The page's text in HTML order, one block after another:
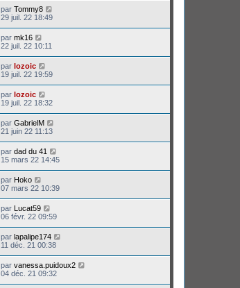
par Tommy8
29 juil. 22 18:49
par mk16
22 juil. 22 10:11
par lozoic
19 juil. 22 19:59
par lozoic
19 juil. 22 18:32
par GabrielM
21 juin 22 11:13
par dad du 41
15 mars 22 14:45
par Hoko
07 mars 22 10:39
par Lucat59
06 févr. 22 09:59
par lapalipe174
11 déc. 21 00:38
par vanessa.puidoux2
04 déc. 21 09:32